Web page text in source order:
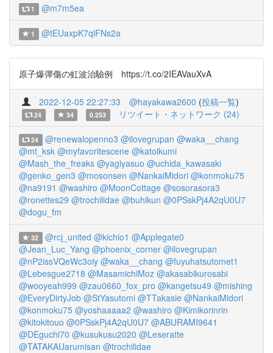
1 @m7m5ea
1 @tEUaxpK7qlFNs2a
原子爆彈傷の虹波治驗例 https://t.co/2IEAVauXvA
2022-12-05 22:27:33 @hayakawa2600 (投稿一覧)
24 34 0.253 リツイート・ネットワーク (24)
24 @renewalopenno3 @ilovegrupan @waka__chang
@mt_ksk @myfavoritescene @katoikumi
@Mash_the_freaks @yagiyasuo @uchida_kawasaki
@genko_gen3 @mosonsen @NankaiMidori @konmoku75
@na9191 @washiro @MoonCottage @sosorasora3
@ronettes29 @trochilidae @buhikun @0PSskPj4A2qU0U7
@dogu_fm
32 @rcj_united @kichio1 @Applegate0
@Jean_Luc_Yang @phoenix_corner @ilovegrupan
@nP2issVQeWc3oiy @waka__chang @fuyuhatsutomet1
@Lebesgue2718 @MasamichiMoz @akasabikurosabi
@wooyeah999 @zau0660_fox_pro @kangetsu49 @mishing
@EveryDirtyJob @StYasutomi @TTakasie @NankaiMidori
@konmoku75 @yoshaaaaa2 @washiro @Kimikorinrin
@kitokitouo @0PSskPj4A2qU0U7 @ABURAMI9641
@DEguchi70 @kusukusu2020 @Leseratte
@TATAKAUarumisan @trochilidae